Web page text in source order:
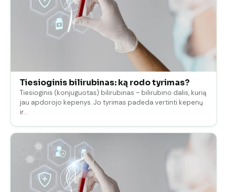
Tiesioginis bilirubinas: ką rodo tyrimas?
Tiesioginis (konjuguotas) bilirubinas – bilirubino dalis, kurią
jau apdorojo kepenys. Jo tyrimas padeda vertinti kepenų
ir…